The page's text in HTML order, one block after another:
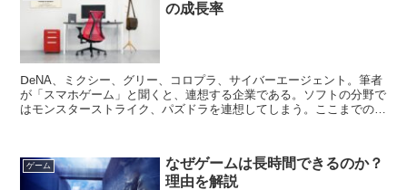
の成長率
ⅮeNA、ミクシー、グリー、コロプラ、サイバーエージェント。筆者
が「スマホゲーム」と聞くと、連想する企業である。ソフトの分野で
はモンスターストライク、パズドラを連想してしまう。ここまでの文
ゲーム
なぜゲームは長時間できるのか？
理由を解説